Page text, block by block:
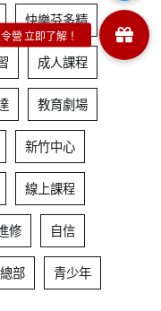
快樂芬多精
成人課程
教育劇場
新竹中心
線上課程
修 自信
部 青少年